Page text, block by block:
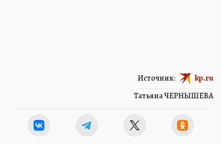
Татьяна ЧЕРНЫШЕВА
Источник: kp.ru